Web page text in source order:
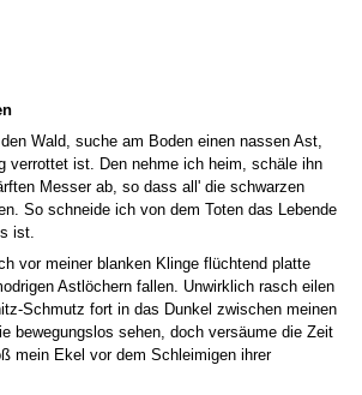
Wald, suche am Boden einen nassen Ast,
verrottet ist. Den nehme ich heim, schäle ihn
Messer ab, so dass all' die schwarzen
So schneide ich von dem Toten das Lebende
ist.
vor meiner blanken Klinge flüchtend platte
Astlöchern fallen. Unwirklich rasch eilen
Schmutz fort in das Dunkel zwischen meinen
bewegungslos sehen, doch versäume die Zeit
mein Ekel vor dem Schleimigen ihrer